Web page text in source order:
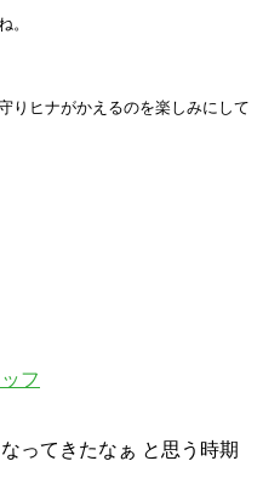
。
りヒナがかえるのを楽しみにして
フ
ってきたなぁ と思う時期